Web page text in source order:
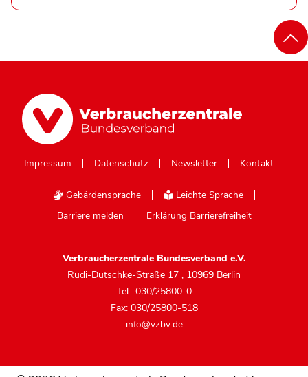
Impressum Datenschutz Newsletter Kontakt
Gebärdensprache
Leichte Sprache
Barriere melden
Erklärung Barrierefreiheit
Verbraucherzentrale Bundesverband e.V.
Rudi-Dutschke-Straße 17 , 10969 Berlin
Tel.: 030/25800-0
Fax: 030/25800-518
info@vzbv.de